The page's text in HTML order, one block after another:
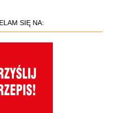
SIĘ NA: